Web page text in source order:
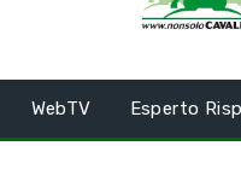
WebTV Esperto